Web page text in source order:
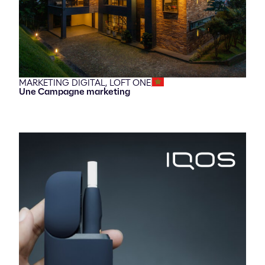
MARKETING DIGITAL, LOFT ONE
Une Campagne marketing